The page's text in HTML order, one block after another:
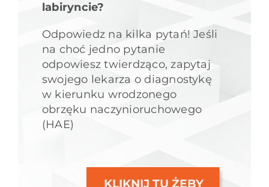
labiryncie?
Odpowiedz na kilka pytań! Jeśli
na choć jedno pytanie
odpowiesz twierdząco, zapytaj
swojego lekarza o diagnostykę
w kierunku wrodzonego
obrzęku naczynioruchowego
(HAE)
KLIKNIJ TU ŻEBY